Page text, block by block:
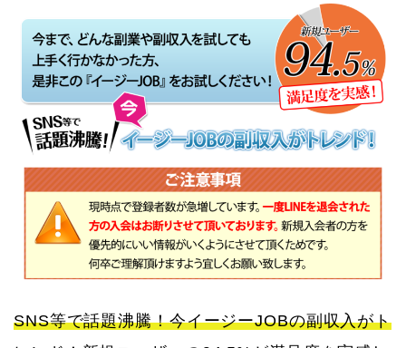
SNS等で話題沸騰！今イージーJOBの副収入がト